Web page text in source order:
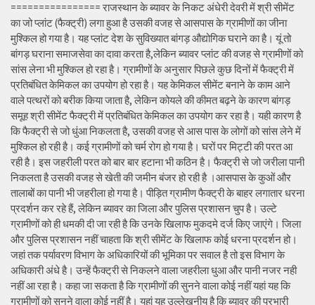
================ राजस्थान के ब्यावर के निकट अंधेरी देवरी में श्री सीमेंट
का जो प्लांट (फैक्ट्री) लगा हुआ है उसकी वजह से आसपास के ग्रामीणों का जीना
मुश्किल हो गया है। यह प्लांट देश के सुविख्यात बांगड़ औद्योगिक घराने का है। यूं तो
बांगड़ घराना समाजसेवा का दावा करता है,लेकिन ब्यावर प्लांट की वजह से ग्रामीणों को
सांस लेना भी मुश्किल हो रहा है। ग्रामीणों के अनुसार पिछले कुछ दिनों में फैक्ट्री में
प्रतिबंधित केमिकल का उपयोग हो रहा है। यह केमिकल सीमेंट बनाने के काम आने
वाले पत्थरों को बरीक किया जाता है, लेकिन कोयले की कीमत बढ़ने के कारण बांगड़
समूह श्री सीमेंट फैक्ट्री में प्रतिबंधित केमिकल का उपयोग कर रहा है। यही कारण है
कि फैक्ट्री से जो धुंआ निकलता है, उसकी वजह से आस पास के लोगों को सांस लेने में
मुश्किल हो रही है। कई ग्रामीणों को चर्म रोग हो गया है। घरों पर मिट्टी की परत आ
रही है। इस जहरीली परत को बार बार हटाना भी कठिन है। फैक्ट्री से जो जरीला पानी
निकलता है उसकी वजह से खेती की जमीन बंजर हो रही है ।आसपास के कुओं और
तालाबों का पानी भी जहरीला हो गया है। पीड़ित ग्रामीण फैक्ट्री के बाहर लगातार धरना
प्रदर्शन कर रहे हैं, लेकिन ब्यावर का जिला और पुलिस प्रशासन चुप है। उल्टे
ग्रामीणों को ही धमकी दी जा रही है कि उनके खिलाफ मुकदमे दर्ज किए जाएंगे। जिला
और पुलिस प्रशासन नहीं चाहता कि श्री सीमेंट के खिलाफ कोई धरना प्रदर्शन हो।
जहां तक पर्यावरण विभाग के अधिकारियों की भूमिका पर सवाल है तो इस विभाग के
अधिकारी अंधे है। उन्हें फैक्ट्री से निकलने वाला जहरीला धुआ और पानी नजर नही
नहीं आ रहा है। कहा जा सकता है कि ग्रामीणों की सुनने वाला कोई नहीं यहां यह कि
ग्रामीणों को सुनने वाला कोई नहीं है। यहां यह उल्लेखनीय है कि ब्यावर की प्रभारी